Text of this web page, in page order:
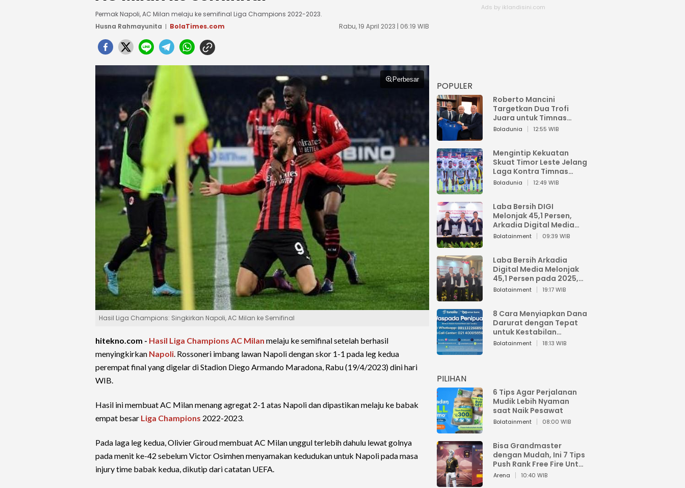
Permak Napoli, AC Milan melaju ke semifinal Liga Champions 2022-2023.
Husna Rahmayunita
BolaTimes.com Rabu, 19 April 2023 | 06:19 WIB
Perbesar
Hasil Liga Champions: Singkirkan Napoli, AC Milan ke Semifinal
hitekno.com - Hasil Liga Champions AC Milan melaju ke semifinal setelah berhasil
menyingkirkan Napoli. Rossoneri imbang lawan Napoli dengan skor 1-1 pada leg kedua
perempat final yang digelar di Stadion Diego Armando Maradona, Rabu (19/4/2023) dini hari
WIB.
Hasil ini membuat AC Milan menang agregat 2-1 atas Napoli dan dipastikan melaju ke babak
empat besar Liga Champions 2022-2023.
Pada laga leg kedua, Olivier Giroud membuat AC Milan unggul terlebih dahulu lewat golnya
pada menit ke-42 sebelum Victor Osimhen menyamakan kedudukan untuk Napoli pada masa
injury time babak kedua, dikutip dari catatan UEFA.
POPULER
Roberto Mancini
Targetkan Dua Trofi
Juara untuk Timnas
Italia
Boladunia 12:55 WIB
Mengintip Kekuatan
Skuat Timor Leste Jelang
Laga Kontra Timnas
Indonesia di Piala AFF
Boladunia 12:49 WIB
Laba Bersih DIGI
Melonjak 45,1 Persen,
Arkadia Digital Media
Perkuat Bisnis AI dan
Bolatainment 09:39 WIB
Laba Bersih Arkadia
Digital Media Melonjak
45,1 Persen pada 2025,
Sentuh Rp1,76 Miliar
Bolatainment 19:17 WIB
8 Cara Menyiapkan Dana
Darurat dengan Tepat
untuk Kestabilan
Keuangan
Bolatainment 18:13 WIB
PILIHAN
6 Tips Agar Perjalanan
Mudik Lebih Nyaman
saat Naik Pesawat
Bolatainment 08:00 WIB
Bisa Grandmaster
dengan Mudah, Ini 7 Tips
Push Rank Free Fire Untuk
Pemula
Arena 10:40 WIB